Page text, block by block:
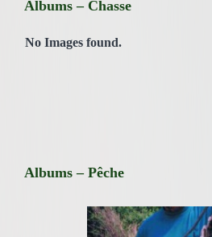
Albums – Chasse
No Images found.
Albums – Pêche